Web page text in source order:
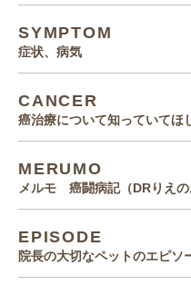
SYMPTOM
症状、病気
CANCER
癌治療について知っていてほ
MERUMO
メルモ 癌闘病記（DRりえの
EPISODE
院長の大切なペットのエピソ